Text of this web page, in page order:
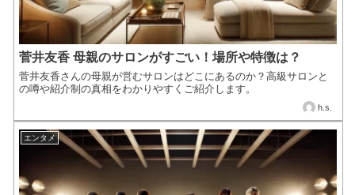
菅井友香 母親のサロンがすごい！場所や特徴は？
菅井友香さんの母親が営むサロンはどこにあるのか？高級サロンと
の噂や紹介制の真相をわかりやすくご紹介します。
h.s.
エンタメ